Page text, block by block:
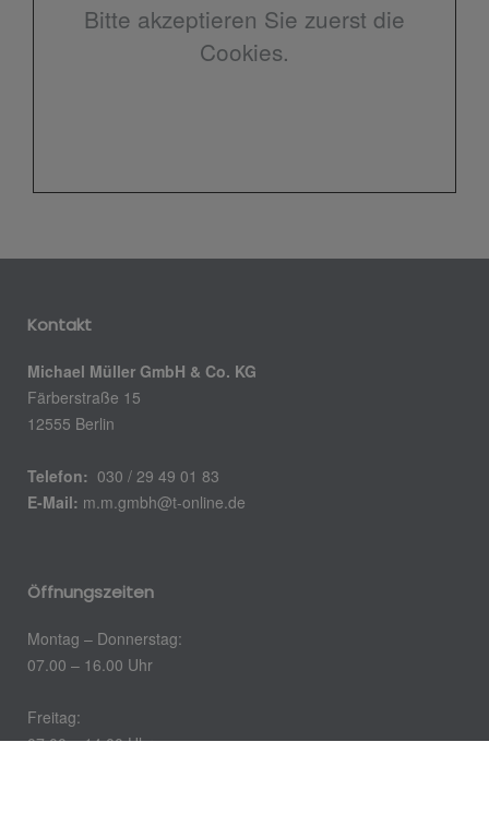
Bitte akzeptieren Sie zuerst die
Cookies.
Kontakt
Michael Müller GmbH & Co. KG
Färberstraße 15
12555 Berlin
Telefon: 030 / 29 49 01 83
E-Mail: m.m.gmbh@t-online.de
Öffnungszeiten
Montag – Donnerstag:
07.00 – 16.00 Uhr
Freitag:
07.00 – 14.00 Uhr